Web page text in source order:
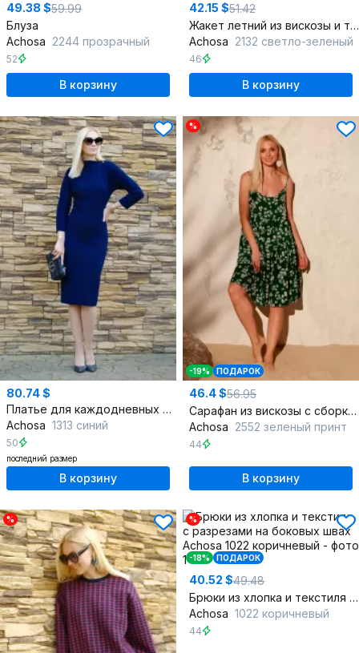
49.38 $59.99
Блуза
Achosa 2244 прозрачный
52
В корзину
42.15 $51.42
Жакет летний из вискозы и текстиля в стиле повседневный
Achosa 2132 светло-зеленый
46
В корзину
80.74 $
Платье для каждодневных образов, стиль демисезон
Achosa 1313 синий
50
последний размер
В корзину
%
-19% ПОДАРОК
46.4 $56.95
Сарафан из вискозы с сборками и разрезами по низу
Achosa 2552 зеленый принт
44
В корзину
% %
-18% ПОДАРОК
40.52 $49.48
Брюки из хлопка и текстиля с разрезами на боковых швах
Achosa 1022 коричневый
44